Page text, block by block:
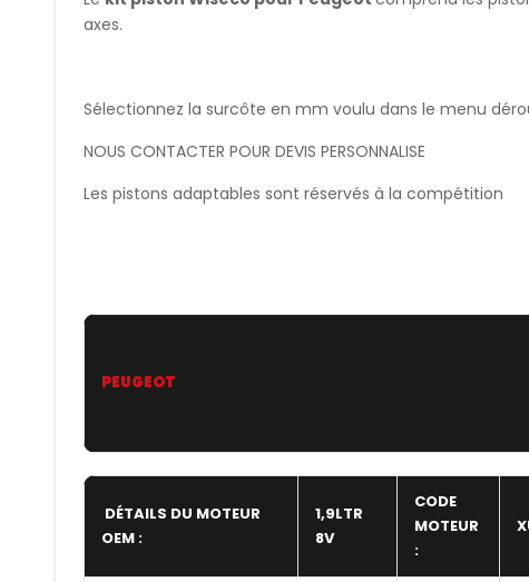
axes.
Sélectionnez la surcôte en mm voulu dans le menu
NOUS CONTACTER POUR DEVIS PERSONNALISE
Les pistons adaptables sont réservés à la compétition
PEUGEOT
DÉTAILS DU MOTEUR
OEM :
1,9LTR
8V
CODE
MOTEUR
: